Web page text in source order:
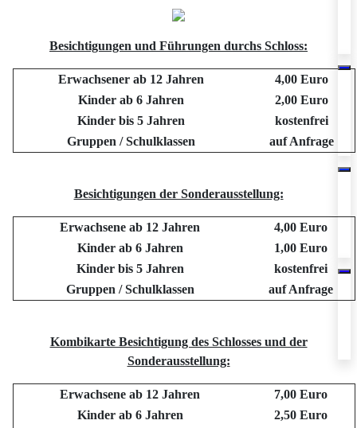
Besichtigungen und Führungen durchs Schloss:
Erwachsener ab 12 Jahren
4,00 Euro
Kinder ab 6 Jahren
2,00 Euro
Kinder bis 5 Jahren
kostenfrei
Gruppen / Schulklassen
auf Anfrage
Besichtigungen der Sonderausstellung:
Erwachsene ab 12 Jahren
4,00 Euro
Kinder ab 6 Jahren
1,00 Euro
Kinder bis 5 Jahren
kostenfrei
Gruppen / Schulklassen
auf Anfrage
Kombikarte Besichtigung des Schlosses und der
Sonderausstellung:
Erwachsene ab 12 Jahren
7,00 Euro
Kinder ab 6 Jahren
2,50 Euro